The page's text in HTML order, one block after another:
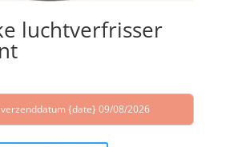
luchtverfrisser
{date} 09/08/2026